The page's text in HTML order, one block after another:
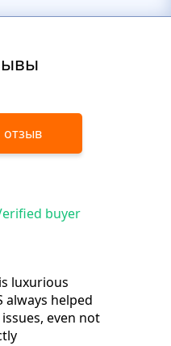
отзыв
buyer
luxurious
always helped
even not